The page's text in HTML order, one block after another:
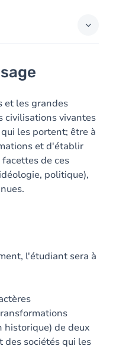
et les grandes
civilisations vivantes
les portent; être à
et d'établir
de ces
politique),
l'étudiant sera à
historique) de deux
des sociétés qui les